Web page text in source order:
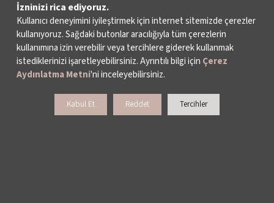
BİZE ULAŞIN
DESTEKLERİNİZİ BEKLİYORUZ
LALE KART ÜYELİK PROGRAMI
İzninizi rica ediyoruz.
Kullanıcı deneyimini iyileştirmek için internet sitemizde çerezler
kullanıyoruz. Sağdaki butonlar aracılığıyla tüm çerezlerin
kullanımına izin verebilir veya tercihlere giderek kullanmak
istediklerinizi işaretleyebilirsiniz. Ayrıntılı bilgi için Çerez
Aydınlatma Metni'ni inceleyebilirsiniz.
Kabul Et Reddet Tercihler